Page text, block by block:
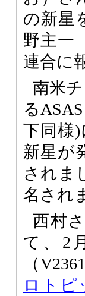
の新星
野主一
連合に
南米
る
下同様
新星が
されま
名され
西村
て、2
（
ロトピ